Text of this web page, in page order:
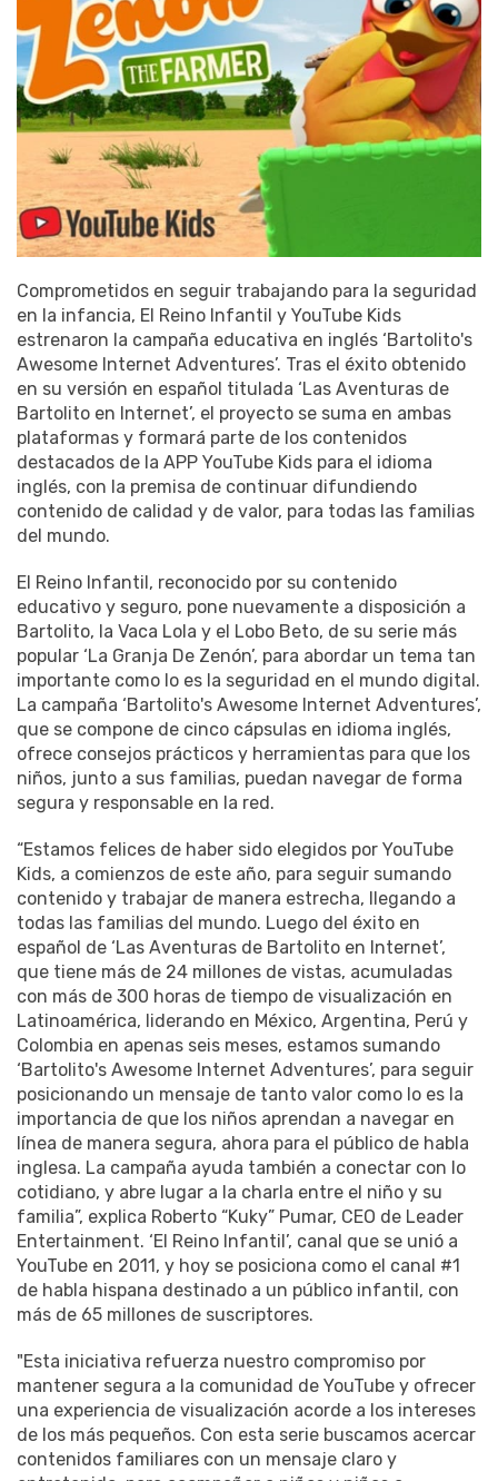
Comprometidos en seguir trabajando para la seguridad
en la infancia, El Reino Infantil y YouTube Kids
estrenaron la campaña educativa en inglés ‘Bartolito's
Awesome Internet Adventures’. Tras el éxito obtenido
en su versión en español titulada ‘Las Aventuras de
Bartolito en Internet’, el proyecto se suma en ambas
plataformas y formará parte de los contenidos
destacados de la APP YouTube Kids para el idioma
inglés, con la premisa de continuar difundiendo
contenido de calidad y de valor, para todas las familias
del mundo.
El Reino Infantil, reconocido por su contenido
educativo y seguro, pone nuevamente a disposición a
Bartolito, la Vaca Lola y el Lobo Beto, de su serie más
popular ‘La Granja De Zenón’, para abordar un tema tan
importante como lo es la seguridad en el mundo digital.
La campaña ‘Bartolito's Awesome Internet Adventures’,
que se compone de cinco cápsulas en idioma inglés,
ofrece consejos prácticos y herramientas para que los
niños, junto a sus familias, puedan navegar de forma
segura y responsable en la red.
“Estamos felices de haber sido elegidos por YouTube
Kids, a comienzos de este año, para seguir sumando
contenido y trabajar de manera estrecha, llegando a
todas las familias del mundo. Luego del éxito en
español de ‘Las Aventuras de Bartolito en Internet’,
que tiene más de 24 millones de vistas, acumuladas
con más de 300 horas de tiempo de visualización en
Latinoamérica, liderando en México, Argentina, Perú y
Colombia en apenas seis meses, estamos sumando
‘Bartolito's Awesome Internet Adventures’, para seguir
posicionando un mensaje de tanto valor como lo es la
importancia de que los niños aprendan a navegar en
línea de manera segura, ahora para el público de habla
inglesa. La campaña ayuda también a conectar con lo
cotidiano, y abre lugar a la charla entre el niño y su
familia”, explica Roberto “Kuky” Pumar, CEO de Leader
Entertainment. ‘El Reino Infantil’, canal que se unió a
YouTube en 2011, y hoy se posiciona como el canal #1
de habla hispana destinado a un público infantil, con
más de 65 millones de suscriptores.
"Esta iniciativa refuerza nuestro compromiso por
mantener segura a la comunidad de YouTube y ofrecer
una experiencia de visualización acorde a los intereses
de los más pequeños. Con esta serie buscamos acercar
contenidos familiares con un mensaje claro y